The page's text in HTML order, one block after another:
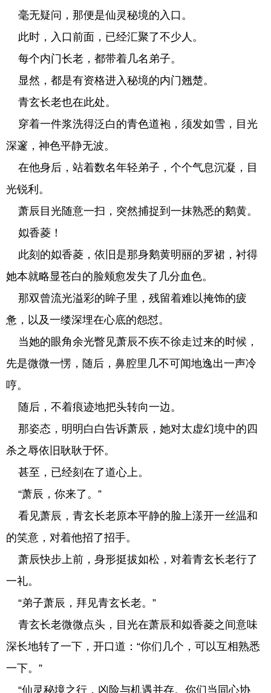
毫无疑问，那便是仙灵秘境的入口。
此时，入口前面，已经汇聚了不少人。
每个内门长老，都带着几名弟子。
显然，都是有资格进入秘境的内门翘楚。
青玄长老也在此处。
穿着一件浆洗得泛白的青色道袍，须发如雪，目光
深邃，神色平静无波。
在他身后，站着数名年轻弟子，个个气息沉凝，目
光锐利。
萧辰目光随意一扫，突然捕捉到一抹熟悉的鹅黄。
姒香菱！
此刻的姒香菱，依旧是那身鹅黄明丽的罗裙，衬得
她本就略显苍白的脸颊愈发失了几分血色。
那双曾流光溢彩的眸子里，残留着难以掩饰的疲
惫，以及一缕深埋在心底的怨怼。
当她的眼角余光瞥见萧辰不疾不徐走过来的时候，
先是微微一愣，随后，鼻腔里几不可闻地逸出一声冷
哼。
随后，不着痕迹地把头转向一边。
那姿态，明明白白告诉萧辰，她对太虚幻境中的四
杀之辱依旧耿耿于怀。
甚至，已经刻在了道心上。
“萧辰，你来了。”
看见萧辰，青玄长老原本平静的脸上漾开一丝温和
的笑意，对着他招了招手。
萧辰快步上前，身形挺拔如松，对着青玄长老行了
一礼。
“弟子萧辰，拜见青玄长老。”
青玄长老微微点头，目光在萧辰和姒香菱之间意味
深长地转了一下，开口道：“你们几个，可以互相熟悉
一下。”
“仙灵秘境之行，凶险与机遇并存。你们当同心协